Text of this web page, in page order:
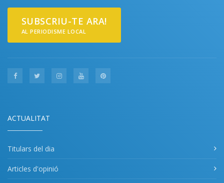
SUBSCRIU-TE ARA!
AL PERIODISME LOCAL
ACTUALITAT
Titulars del dia
Articles d'opinió